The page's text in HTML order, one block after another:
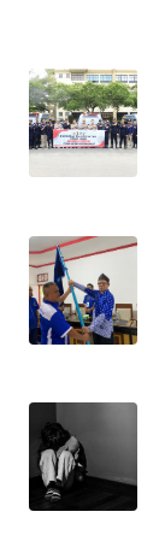
WN
KALTENG
WN
KALSEL
WN
SULSEL